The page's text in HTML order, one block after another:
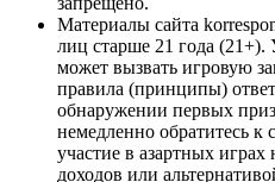
Материалы сайта
лиц старше 21 года (21+).
может вызвать игровую
правила (принципы)
обнаружении первых
немедленно обратитесь к
участие в азартных
доходов или